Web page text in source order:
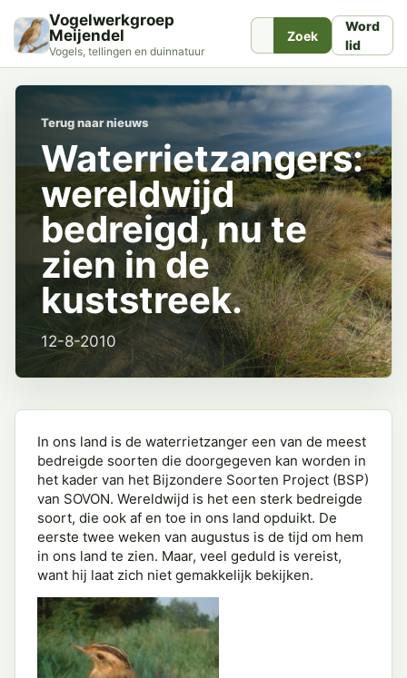
Vogelwerkgroep
Meijendel
Vogels, tellingen en duinnatuur
Zoek
Word
lid
Terug naar nieuws
Waterrietzangers:
wereldwijd
bedreigd, nu te
zien in de
kuststreek.
12-8-2010
In ons land is de waterrietzanger een van de meest
bedreigde soorten die doorgegeven kan worden in
het kader van het Bijzondere Soorten Project (BSP)
van SOVON. Wereldwijd is het een sterk bedreigde
soort, die ook af en toe in ons land opduikt. De
eerste twee weken van augustus is de tijd om hem
in ons land te zien. Maar, veel geduld is vereist,
want hij laat zich niet gemakkelijk bekijken.